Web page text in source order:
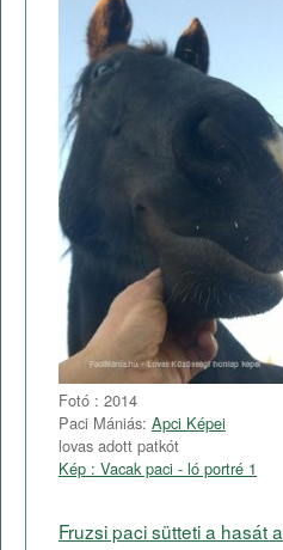
Fotó : 2014
Paci Mániás: Apci Képei
lovas adott patkót
Kép : Vacak paci - ló portré 1
Fruzsi paci sütteti a hasát a